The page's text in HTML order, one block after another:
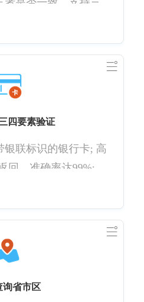
名、手机号、身份证
据安全可靠。 更新周
动T+3~5 均为工作日
通可支持使用人的身份
验，电信二要素支持企
四要素验证
联标识的银行卡; 高
，准确率达99%; 高
保证业务不间断; 专
手机号+卡号，不支持
要素接口
询省市区